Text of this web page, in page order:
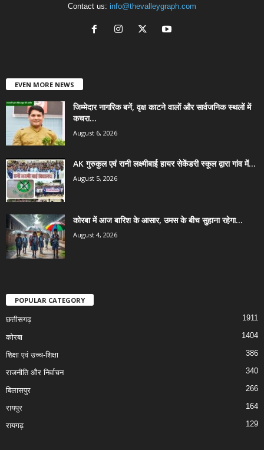
Contact us: info@thevalleygraph.com
EVEN MORE NEWS
जिम्मेदार नागरिक बनें, वृक्ष काटने वालों और सार्वजनिक स्थलों में
कचरा...
August 6, 2026
AK गुरुकुल एवं रानी लक्ष्मीबाई हायर सेकेंडरी स्कूल द्वारा गांव में...
August 5, 2026
कोरबा में आज बारिश के आसार, उमस के बीच सुहाना रहेगा...
August 4, 2026
POPULAR CATEGORY
छत्तीसगढ़ 1911
कोरबा 1404
शिक्षा एवं उच्च-शिक्षा 386
राजनीति और निर्वाचन 340
बिलासपुर 266
रायपुर 164
रायगढ़ 129